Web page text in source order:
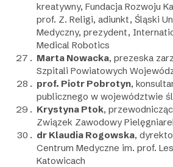
kreatywny, Fundacja Rozwoju
prof. Z. Religi, adiunkt, Śląski
Medyczny, prezydent,
Medical Robotics
Marta Nowacka, prezeska
Szpitali Powiatowych
prof. Piotr Pobrotyn,
publicznego w województwie
Krystyna Ptok,
Związek Zawodowy
dr Klaudia Rogowska,
Centrum Medyczne im. prof.
Katowicach